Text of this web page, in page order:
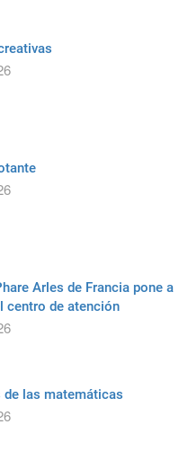
Arles de Francia pone a
centro de atención
de las matemáticas